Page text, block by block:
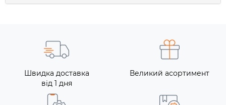
Швидка доставка
від 1 дня
Великий асортимент